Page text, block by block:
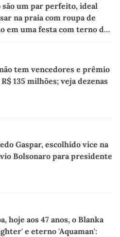
são um par perfeito, ideal
na praia com roupa de
em uma festa com terno de
tem vencedores e prêmio
135 milhões; veja dezenas
Gaspar, escolhido vice na
Bolsonaro para presidente
hoje aos 47 anos, o Blanka
e eterno 'Aquaman':